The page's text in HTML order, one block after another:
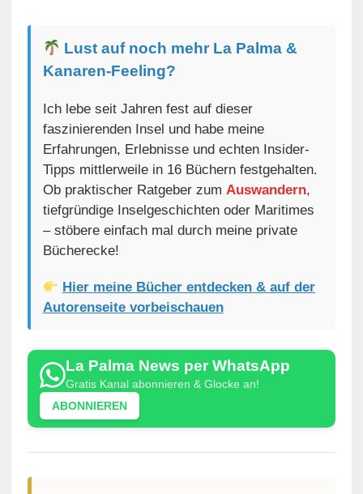
Lust auf noch mehr La Palma &
Kanaren-Feeling?
Ich lebe seit Jahren fest auf dieser
faszinierenden Insel und habe meine
Erfahrungen, Erlebnisse und echten Insider-
Tipps mittlerweile in 16 Büchern festgehalten.
Ob praktischer Ratgeber zum Auswandern,
tiefgründige Inselgeschichten oder Maritimes
– stöbere einfach mal durch meine private
Bücherecke!
Hier meine Bücher entdecken & auf der
Autorenseite vorbeischauen
La Palma News per WhatsApp
Gratis Kanal abonnieren & Glocke an!
ABONNIEREN